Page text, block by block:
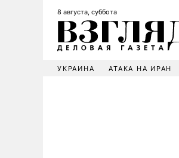
8 августа, суббота
УКРАИНА АТАКА НА ИРАН